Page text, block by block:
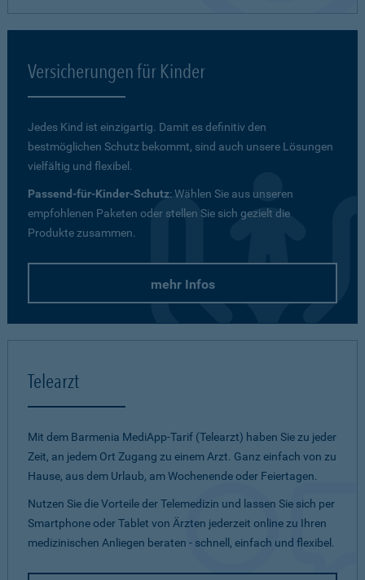
Versicherungen für Kinder
Jedes Kind ist einzigartig. Damit es definitiv den
bestmöglichen Schutz bekommt, sind auch unsere Lösungen
vielfältig und flexibel.
Passend-für-Kinder-Schutz: Wählen Sie aus unseren
empfohlenen Paketen oder stellen Sie sich gezielt die
Produkte zusammen.
mehr Infos
Telearzt
Mit dem Barmenia MediApp-Tarif (Telearzt) haben Sie zu jeder
Zeit, an jedem Ort Zugang zu einem Arzt. Ganz einfach von zu
Hause, aus dem Urlaub, am Wochenende oder Feiertagen.
Nutzen Sie die Vorteile der Telemedizin und lassen Sie sich per
Smartphone oder Tablet von Ärzten jederzeit online zu Ihren
medizinischen Anliegen beraten - schnell, einfach und flexibel.